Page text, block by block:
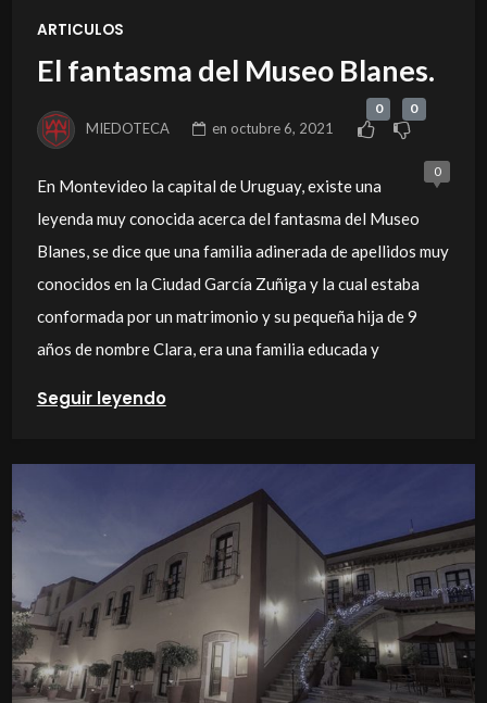
ARTICULOS
El fantasma del Museo Blanes.
MIEDOTECA en octubre 6, 2021
0 0
0
En Montevideo la capital de Uruguay, existe una
leyenda muy conocida acerca del fantasma del Museo
Blanes, se dice que una familia adinerada de apellidos muy
conocidos en la Ciudad García Zuñiga y la cual estaba
conformada por un matrimonio y su pequeña hija de 9
años de nombre Clara, era una familia educada y
Seguir leyendo